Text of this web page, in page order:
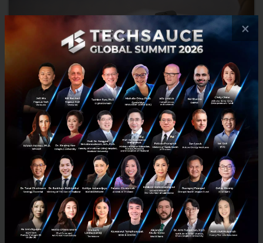
รวมแพลตฟอร์ม-แอปฯในสถานการณ์ COVID-19
6 แพลตฟอร์ม -แอปฯ ของไทย สำหรับผู้ที่อยากติดตามหรือมีข้อสงสัย
เกี่ยวกับการระบาดของไวรัส COVID-19...
มีนาคม 20, 2020| ByTechsauce Team
190
platform tracking covid-19 application
×